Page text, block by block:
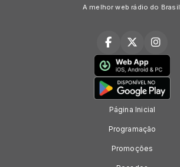
A melhor web rádio do Brasil.
Página Inicial
Programação
Promoções